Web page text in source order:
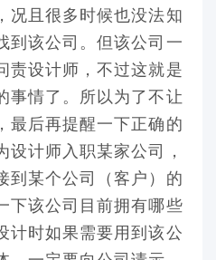
况且很多时候也没法知
到该公司。但该公司一
责设计师，不过这就是
事情了。所以为了不让
最后再提醒一下正确的
计师入职某家公司，
到某个公司（客户）的
下该公司目前拥有哪些
计时如果需要用到该公